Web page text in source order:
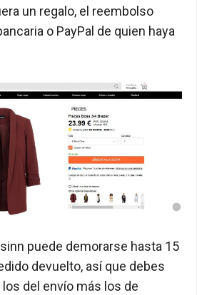
un regalo, el reembolso
o PayPal de quien haya
puede demorarse hasta 15
devuelto, así que debes
del envío más los de